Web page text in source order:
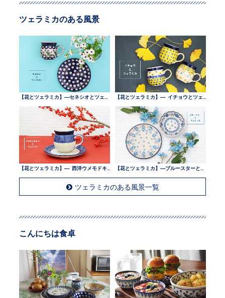
ツェラミカのある風景
ツェラミカのある風景一覧
こんにちは食卓